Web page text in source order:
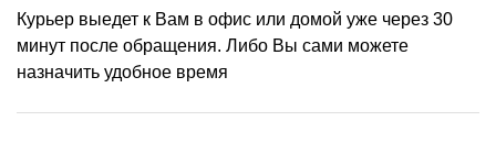
Курьер выедет к Вам в офис или домой уже через 30
минут после обращения. Либо Вы сами можете
назначить удобное время